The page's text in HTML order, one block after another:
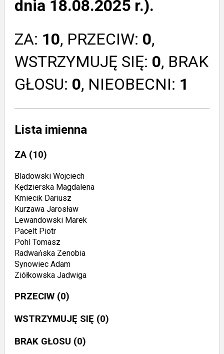
dnia 18.08.2025 r.).
ZA: 10, PRZECIW: 0,
WSTRZYMUJĘ SIĘ: 0, BRAK
GŁOSU: 0, NIEOBECNI: 1
Lista imienna
ZA (10)
Bladowski Wojciech
Kędzierska Magdalena
Kmiecik Dariusz
Kurzawa Jarosław
Lewandowski Marek
Pacelt Piotr
Pohl Tomasz
Radwańska Zenobia
Synowiec Adam
Ziółkowska Jadwiga
PRZECIW (0)
WSTRZYMUJĘ SIĘ (0)
BRAK GŁOSU (0)